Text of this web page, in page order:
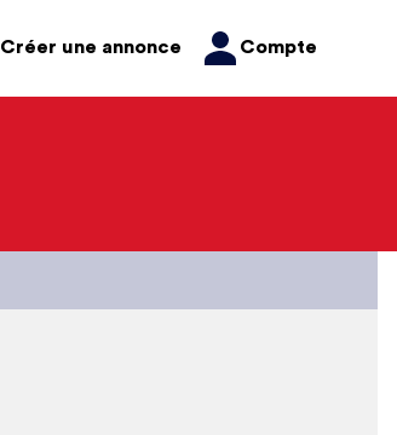
Créer une annonce Compte